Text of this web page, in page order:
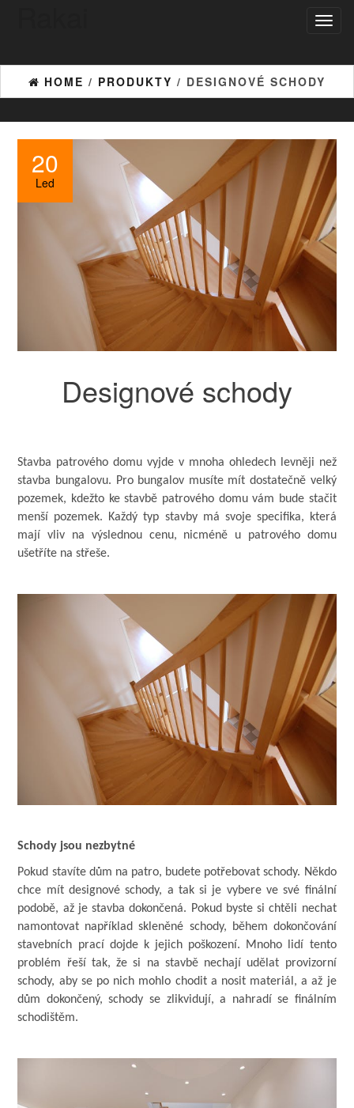
HOME / PRODUKTY / DESIGNOVÉ SCHODY
20
Led
Designové schody
Stavba patrového domu vyjde v mnoha ohledech levněji než
stavba bungalovu. Pro bungalov musíte mít dostatečně velký
pozemek, kdežto ke stavbě patrového domu vám bude stačit
menší pozemek. Každý typ stavby má svoje specifika, která
mají vliv na výslednou cenu, nicméně u patrového domu
ušetříte na střeše.
Schody jsou nezbytné
Pokud stavíte dům na patro, budete potřebovat schody. Někdo
chce mít designové schody, a tak si je vybere ve své finální
podobě, až je stavba dokončená. Pokud byste si chtěli nechat
namontovat například skleněné schody, během dokončování
stavebních prací dojde k jejich poškození. Mnoho lidí tento
problém řeší tak, že si na stavbě nechají udělat provizorní
schody, aby se po nich mohlo chodit a nosit materiál, a až je
dům dokončený, schody se zlikvidují, a nahradí se finálním
schodištěm.